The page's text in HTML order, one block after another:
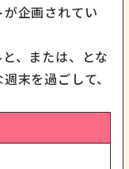
企画されてい
、または、とな
末を過ごして、